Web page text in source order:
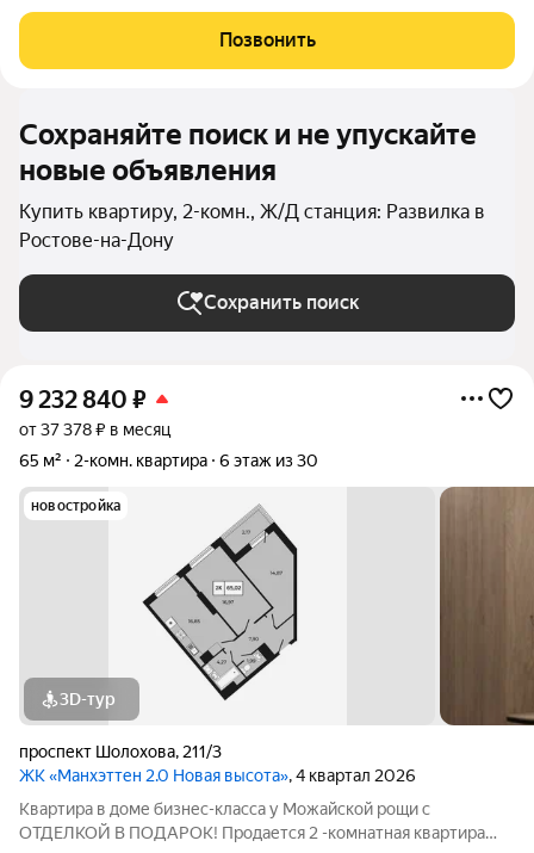
Шолохова 211/3. Дом расположен прямо у Можайской рощи
Позвонить
Сохраняйте поиск и не упускайте
новые объявления
Купить квартиру, 2-комн., Ж/Д станция: Развилка в
Ростове-на-Дону
Сохранить поиск
9 232 840 ₽
от 37 378 ₽ в месяц
65 м²
2-комн. квартира 6 этаж из 30
новостройка
3D-тур
проспект Шолохова, 211/3
ЖК «Манхэттен 2.0 Новая высота», 4 квартал 2026
Квартира в доме бизнес-класса у Можайской рощи с
ОТДЕЛКОЙ В ПОДАРОК! Продается 2 -комнатная квартира